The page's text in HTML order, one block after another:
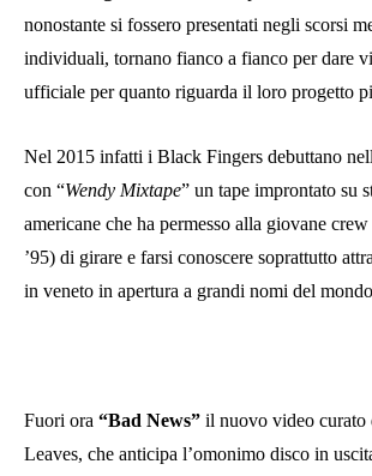
nonostante si fossero presentati negli scorsi
individuali, tornano fianco a fianco per dare
ufficiale per quanto riguarda il loro progetto
Nel 2015 infatti i Black Fingers debuttano
con “Wendy Mixtape” un tape improntato su
americane che ha permesso alla giovane
’95) di girare e farsi conoscere soprattutto
in veneto in apertura a grandi nomi del
Fuori ora “Bad News” il nuovo video curato
Leaves, che anticipa l’omonimo disco in